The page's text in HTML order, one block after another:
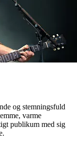
og stemningsfuld
varme
publikum med sig